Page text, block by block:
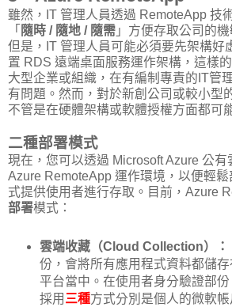
雖然，IT 管理人員透過 RemoteApp 技
「 隨時 / 隨地 / 隨需 」方便存取公司的
但是，IT 管理人員可能必須要先架構好
置 RDS 遠端桌面服務運作架構，這樣
大型企業或組織，在有編制專責的IT管
有問題。然而，對於新創公司或較小型
不管是在硬體架構或軟體授權方面都可
二種部署模式
現在，您可以透過 Microsoft Azure 公有
Azure RemoteApp 運作環境，以便輕
式提供使用者進行存取。目前，Azure
部署模式：
雲端收藏（Cloud Collection）：
份，會將所有應用程式資料都儲
平台當中。在使用者身分驗證部
採用 三種方式分別是個人的微軟